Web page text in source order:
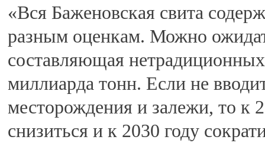
«Вся Баженовская свита
разным оценкам. Можно
составляющая
миллиарда тонн. Если не
месторождения и залежи, то к
снизиться и к 2030 году